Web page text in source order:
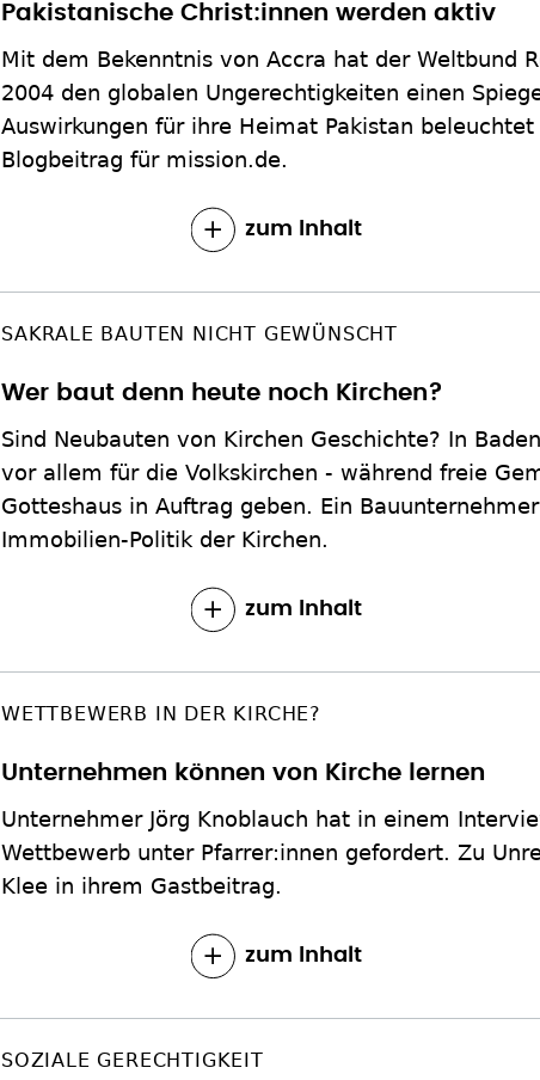
Pakistanische Christ:innen werden aktiv
Mit dem Bekenntnis von Accra hat der Weltbund
2004 den globalen Ungerechtigkeiten einen
Auswirkungen für ihre Heimat Pakistan
Blogbeitrag für mission.de.
zum Inhalt
SAKRALE BAUTEN NICHT GEWÜNSCHT
Wer baut denn heute noch Kirchen?
Sind Neubauten von Kirchen Geschichte? In
vor allem für die Volkskirchen - während freie
Gotteshaus in Auftrag geben. Ein
Immobilien-Politik der Kirchen.
zum Inhalt
WETTBEWERB IN DER KIRCHE?
Unternehmen können von Kirche lernen
Unternehmer Jörg Knoblauch hat in einem
Wettbewerb unter Pfarrer:innen gefordert. Zu
Klee in ihrem Gastbeitrag.
zum Inhalt
SOZIALE GERECHTIGKEIT